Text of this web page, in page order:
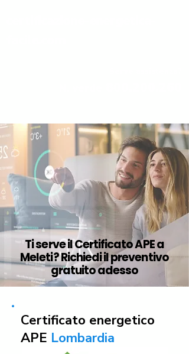
Ti serve il Certificato APE a
Meleti? Richiedi il preventivo
gratuito adesso
Certificato energetico
APE Lombardia